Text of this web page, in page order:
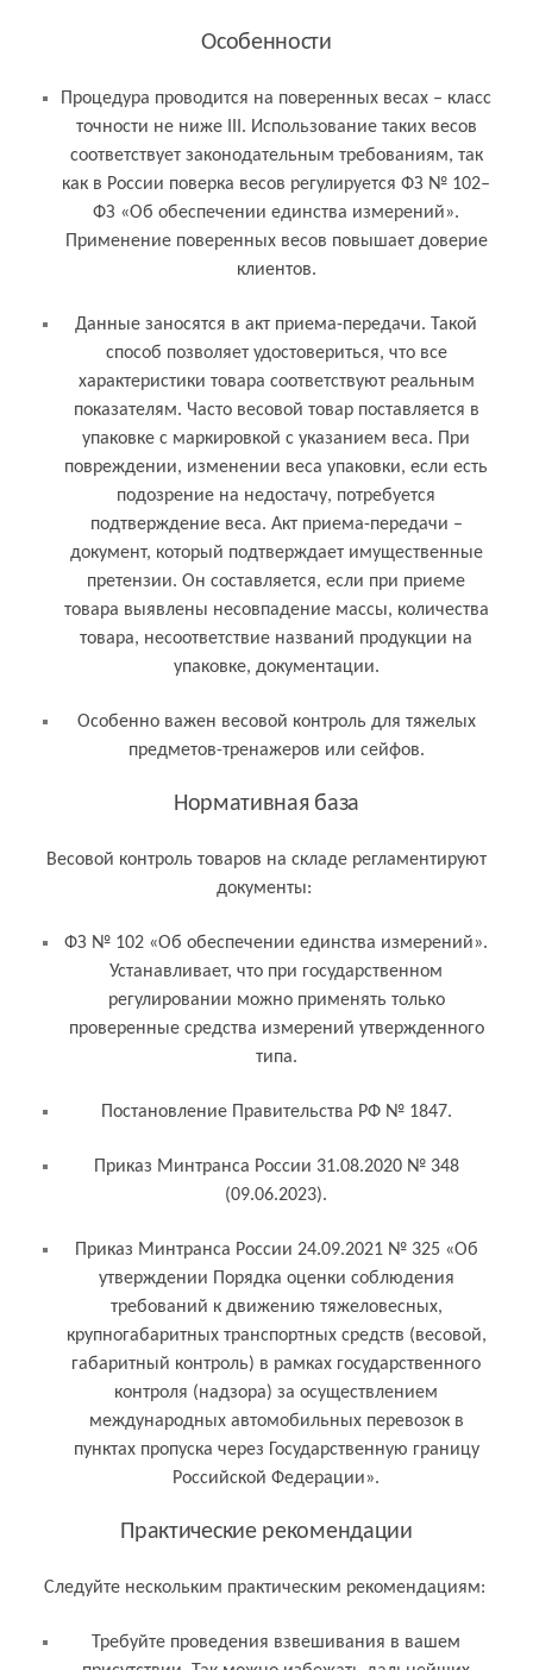
Особенности
Процедура проводится на поверенных весах – класс
точности не ниже III. Использование таких весов
соответствует законодательным требованиям, так
как в России поверка весов регулируется ФЗ № 102–
ФЗ «Об обеспечении единства измерений».
Применение поверенных весов повышает доверие
клиентов.
Данные заносятся в акт приема-передачи. Такой
способ позволяет удостовериться, что все
характеристики товара соответствуют реальным
показателям. Часто весовой товар поставляется в
упаковке с маркировкой с указанием веса. При
повреждении, изменении веса упаковки, если есть
подозрение на недостачу, потребуется
подтверждение веса. Акт приема-передачи –
документ, который подтверждает имущественные
претензии. Он составляется, если при приеме
товара выявлены несовпадение массы, количества
товара, несоответствие названий продукции на
упаковке, документации.
Особенно важен весовой контроль для тяжелых
предметов-тренажеров или сейфов.
Нормативная база
Весовой контроль товаров на складе регламентируют
документы:
ФЗ № 102 «Об обеспечении единства измерений».
Устанавливает, что при государственном
регулировании можно применять только
проверенные средства измерений утвержденного
типа.
Постановление Правительства РФ № 1847.
Приказ Минтранса России 31.08.2020 № 348
(09.06.2023).
Приказ Минтранса России 24.09.2021 № 325 «Об
утверждении Порядка оценки соблюдения
требований к движению тяжеловесных,
крупногабаритных транспортных средств (весовой,
габаритный контроль) в рамках государственного
контроля (надзора) за осуществлением
международных автомобильных перевозок в
пунктах пропуска через Государственную границу
Российской Федерации».
Практические рекомендации
Следуйте нескольким практическим рекомендациям:
Требуйте проведения взвешивания в вашем